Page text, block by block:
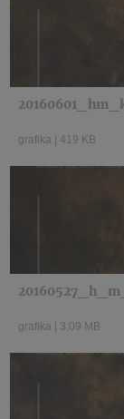
grafika 419 KB
grafika 3,09 MB